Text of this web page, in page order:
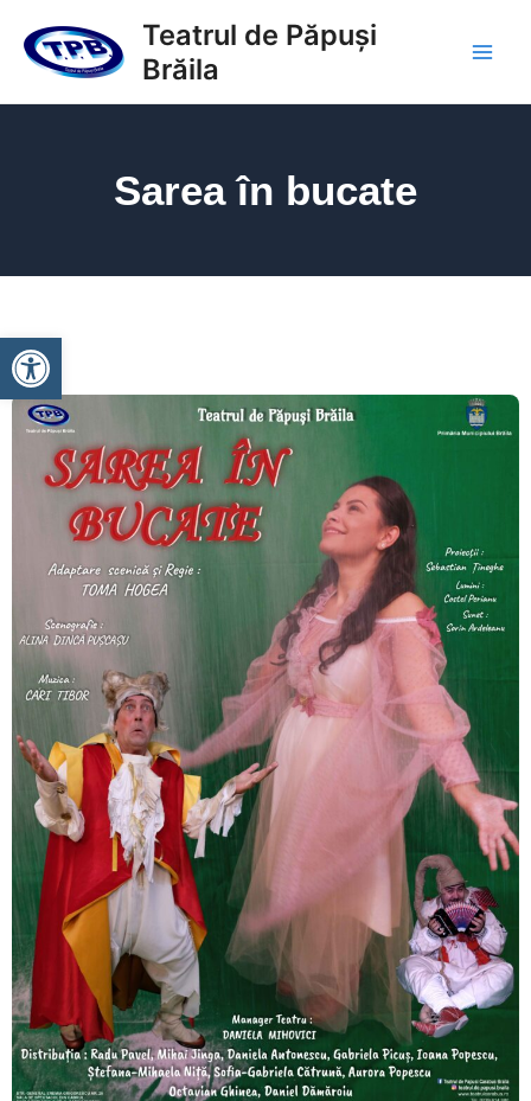
Deschide bara de unelte
content
Teatrul de Păpuși
Brăila
Sarea în bucate